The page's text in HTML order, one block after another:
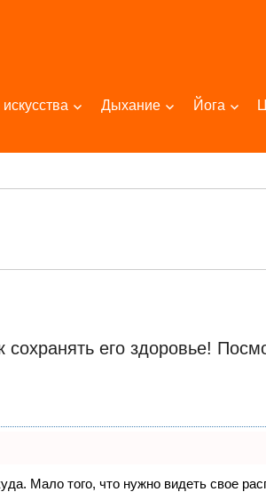
Дыхание Йога
его здоровье!
Мало того, что нужно видеть свое